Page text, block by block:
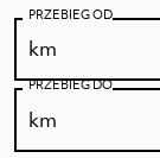
PRZEBIEG OD
PRZEBIEG DO